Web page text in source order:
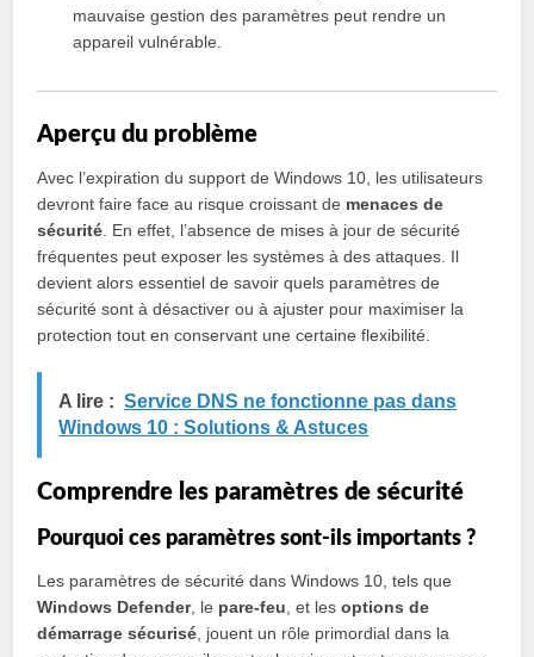
mauvaise gestion des paramètres peut rendre un
appareil vulnérable.
Aperçu du problème
Avec l’expiration du support de Windows 10, les utilisateurs
devront faire face au risque croissant de menaces de
sécurité . En effet, l’absence de mises à jour de sécurité
fréquentes peut exposer les systèmes à des attaques. Il
devient alors essentiel de savoir quels paramètres de
sécurité sont à désactiver ou à ajuster pour maximiser la
protection tout en conservant une certaine flexibilité.
A lire : Service DNS ne fonctionne pas dans
Windows 10 : Solutions & Astuces
Comprendre les paramètres de sécurité
Pourquoi ces paramètres sont-ils importants ?
Les paramètres de sécurité dans Windows 10, tels que
Windows Defender, le pare-feu , et lesoptions de
démarrage sécurisé , jouent un rôle primordial dans la